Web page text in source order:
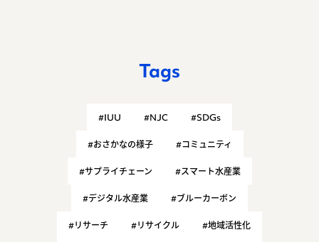
Tags
#IUU #NJC #SDGs
#おさかなの様子 #コミュニティ
#サプライチェーン #スマート水産業
#デジタル水産業 #ブルーカーボン
#リサーチ #リサイクル #地域活性化